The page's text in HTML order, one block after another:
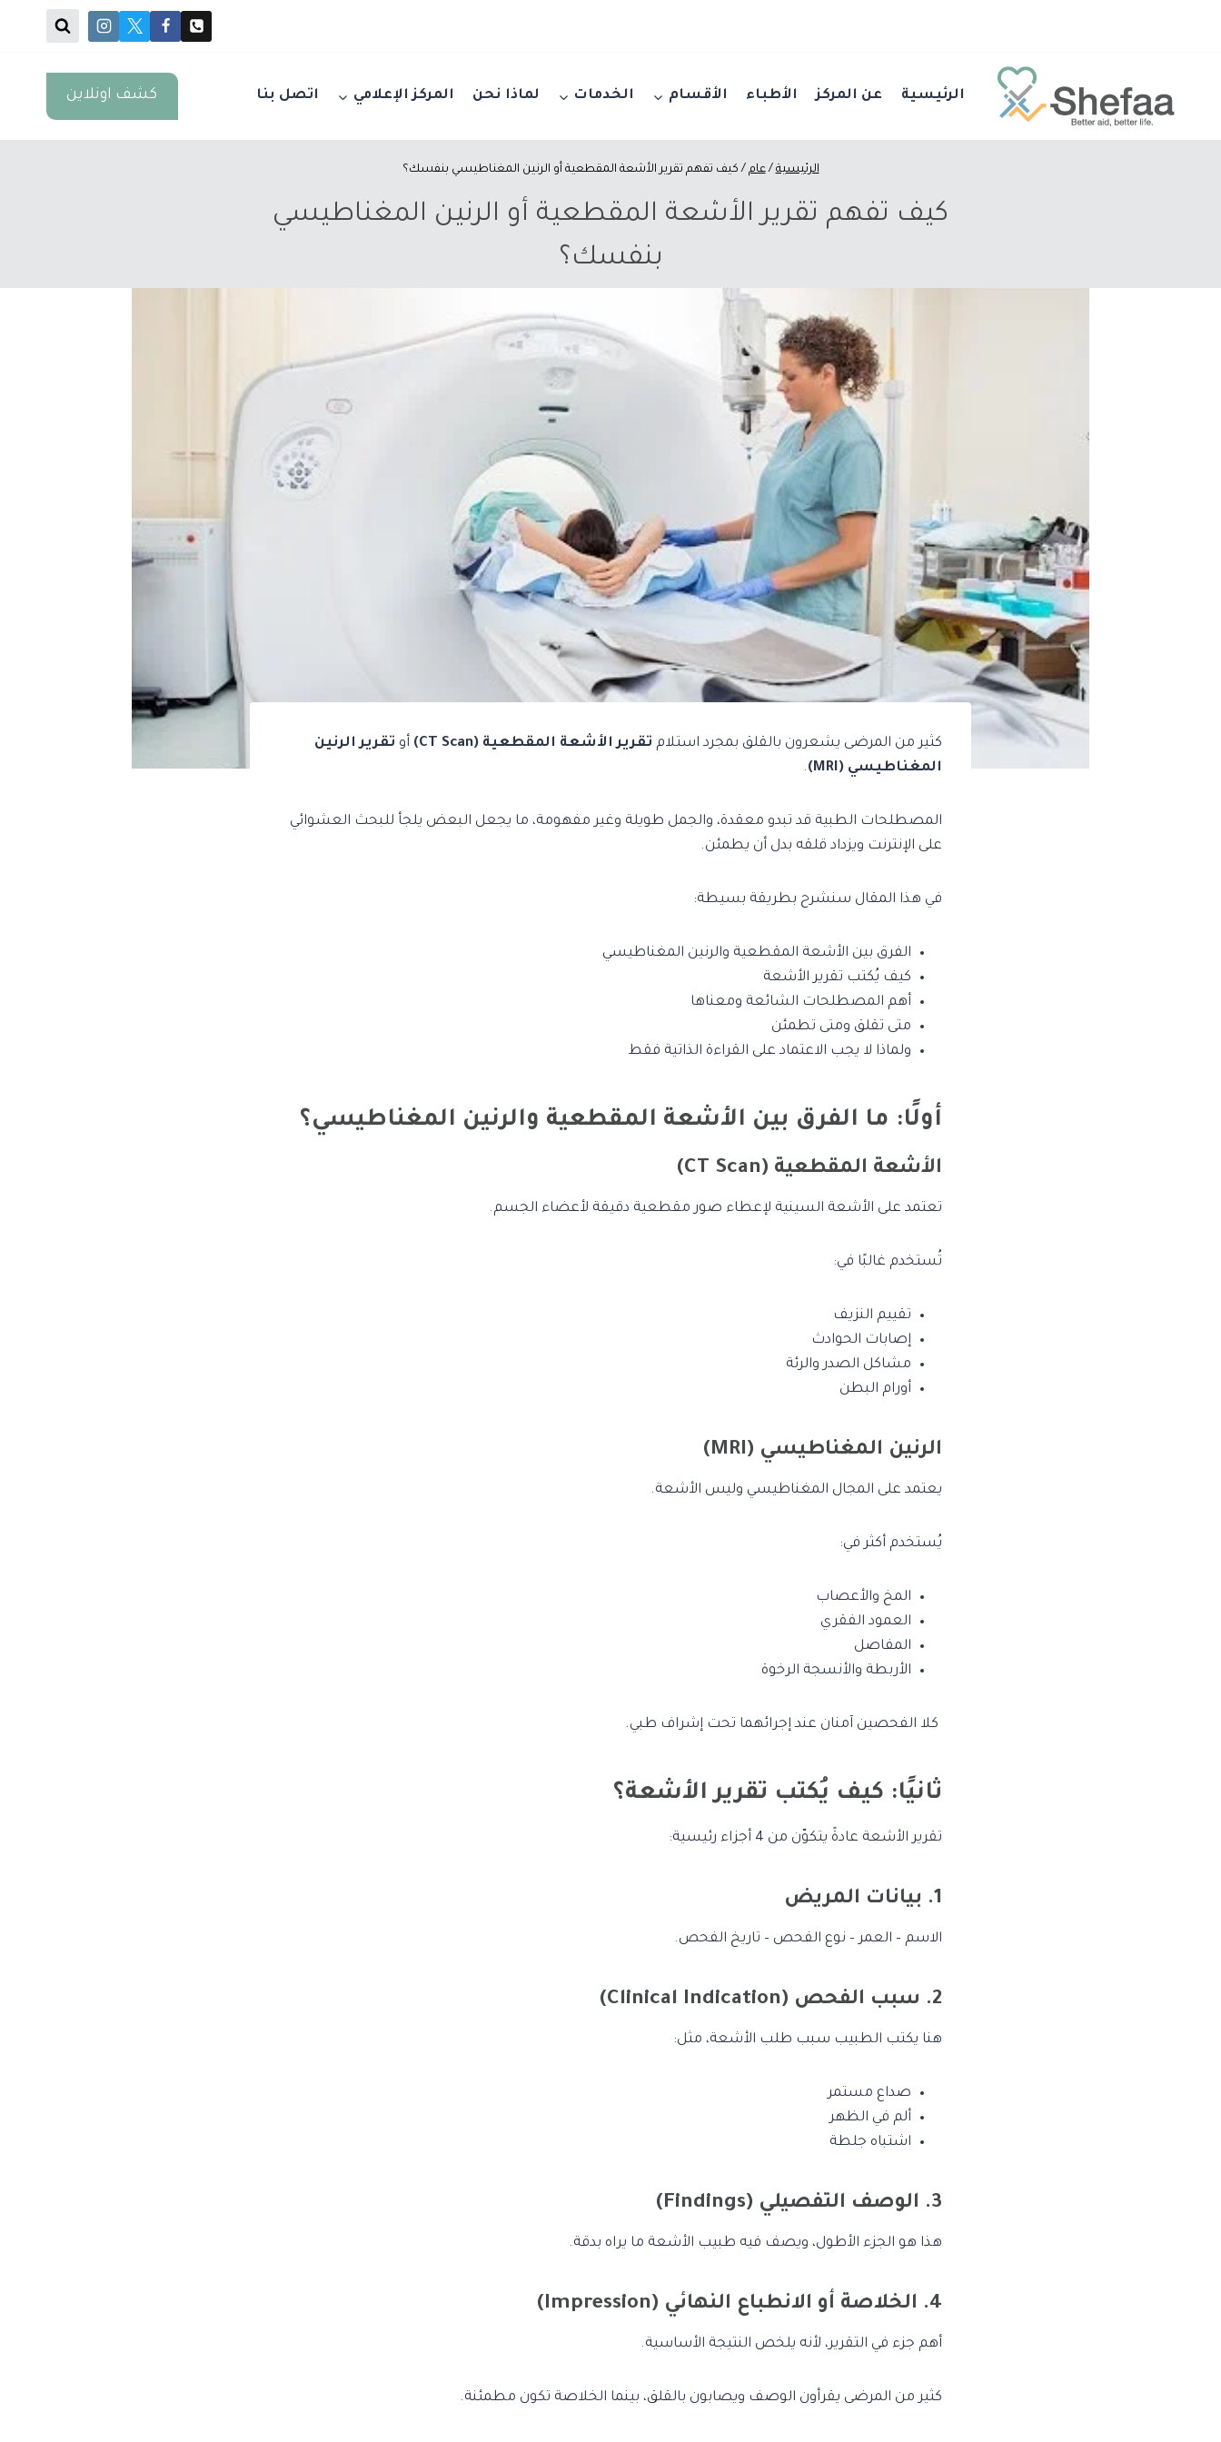
الرئيسية عن المركز الأطباء الأقسام الخدمات لماذا نحن المركز الإعلامي اتصل بنا كشف اونلاين
الرئيسية / عام / كيف تفهم تقرير الأشعة المقطعية أو الرنين المغناطيسي بنفسك؟
كيف تفهم تقرير الأشعة المقطعية أو الرنين المغناطيسي
بنفسك؟
كثير من المرضى يشعرون بالقلق بمجرد استلام تقرير الأشعة المقطعية (CT Scan) أو تقرير الرنين
المغناطيسي (MRI)
.
المصطلحات الطبية قد تبدو معقدة، والجمل طويلة وغير مفهومة، ما يجعل البعض يلجأ للبحث العشوائي
على الإنترنت ويزداد قلقه بدل أن يطمئن.
في هذا المقال سنشرح بطريقة بسيطة:
الفرق بين الأشعة المقطعية والرنين المغناطيسي
كيف يُكتب تقرير الأشعة
أهم المصطلحات الشائعة ومعناها
متى تقلق ومتى تطمئن
ولماذا لا يجب الاعتماد على القراءة الذاتية فقط
أولًا: ما الفرق بين الأشعة المقطعية والرنين المغناطيسي؟
الأشعة المقطعية (CT Scan)
تعتمد على الأشعة السينية لإعطاء صور مقطعية دقيقة لأعضاء الجسم.
تُستخدم غالبًا في:
تقييم النزيف
إصابات الحوادث
مشاكل الصدر والرئة
أورام البطن
الرنين المغناطيسي (MRI)
يعتمد على المجال المغناطيسي وليس الأشعة.
يُستخدم أكثر في:
المخ والأعصاب
العمود الفقري
المفاصل
الأربطة والأنسجة الرخوة
كلا الفحصين آمنان عند إجرائهما تحت إشراف طبي.
ثانيًا: كيف يُكتب تقرير الأشعة؟
تقرير الأشعة عادةً يتكوّن من 4 أجزاء رئيسية:
1. بيانات المريض
الاسم – العمر – نوع الفحص – تاريخ الفحص.
2. سبب الفحص (Clinical Indication)
هنا يكتب الطبيب سبب طلب الأشعة، مثل:
صداع مستمر
ألم في الظهر
اشتباه جلطة
3. الوصف التفصيلي (Findings)
هذا هو الجزء الأطول، ويصف فيه طبيب الأشعة ما يراه بدقة.
4. الخلاصة أو الانطباع النهائي (Impression)
أهم جزء في التقرير، لأنه يلخص النتيجة الأساسية.
كثير من المرضى يقرأون الوصف ويصابون بالقلق، بينما الخلاصة تكون مطمئنة.